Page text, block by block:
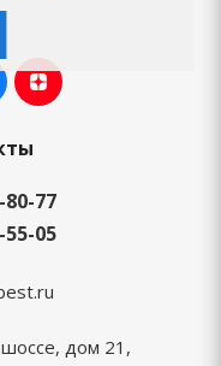
80-77
55-05
дом 21,